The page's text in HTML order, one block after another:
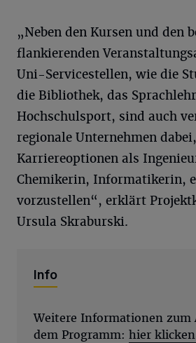
„Neben den Kursen und den
flankierenden
Uni-Servicestellen, wie die
die Bibliothek, das
Hochschulsport, sind auch
regionale Unternehmen
Karriereoptionen als
Chemikerin, Informatikerin,
vorzustellen“, erklärt
Ursula Skraburski.
Info
Weitere Informationen zum
dem Programm: hier